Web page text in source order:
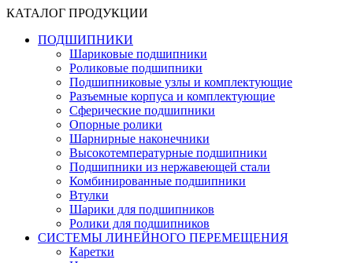
КАТАЛОГ ПРОДУКЦИИ
ПОДШИПНИКИ
Шариковые подшипники
Роликовые подшипники
Подшипниковые узлы и комплектующие
Разъемные корпуса и комплектующие
Сферические подшипники
Опорные ролики
Шарнирные наконечники
Высокотемпературные подшипники
Подшипники из нержавеющей стали
Комбинированные подшипники
Втулки
Шарики для подшипников
Ролики для подшипников
СИСТЕМЫ ЛИНЕЙНОГО ПЕРЕМЕЩЕНИЯ
Каретки